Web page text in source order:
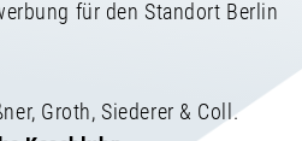
für den Standort Berlin
Groth, Siederer & Coll.